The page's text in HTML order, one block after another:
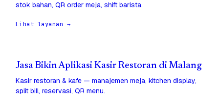
stok bahan, QR order meja, shift barista.
Lihat layanan →
Jasa Bikin Aplikasi Kasir Restoran di Malang
Kasir restoran & kafe — manajemen meja, kitchen display,
split bill, reservasi, QR menu.